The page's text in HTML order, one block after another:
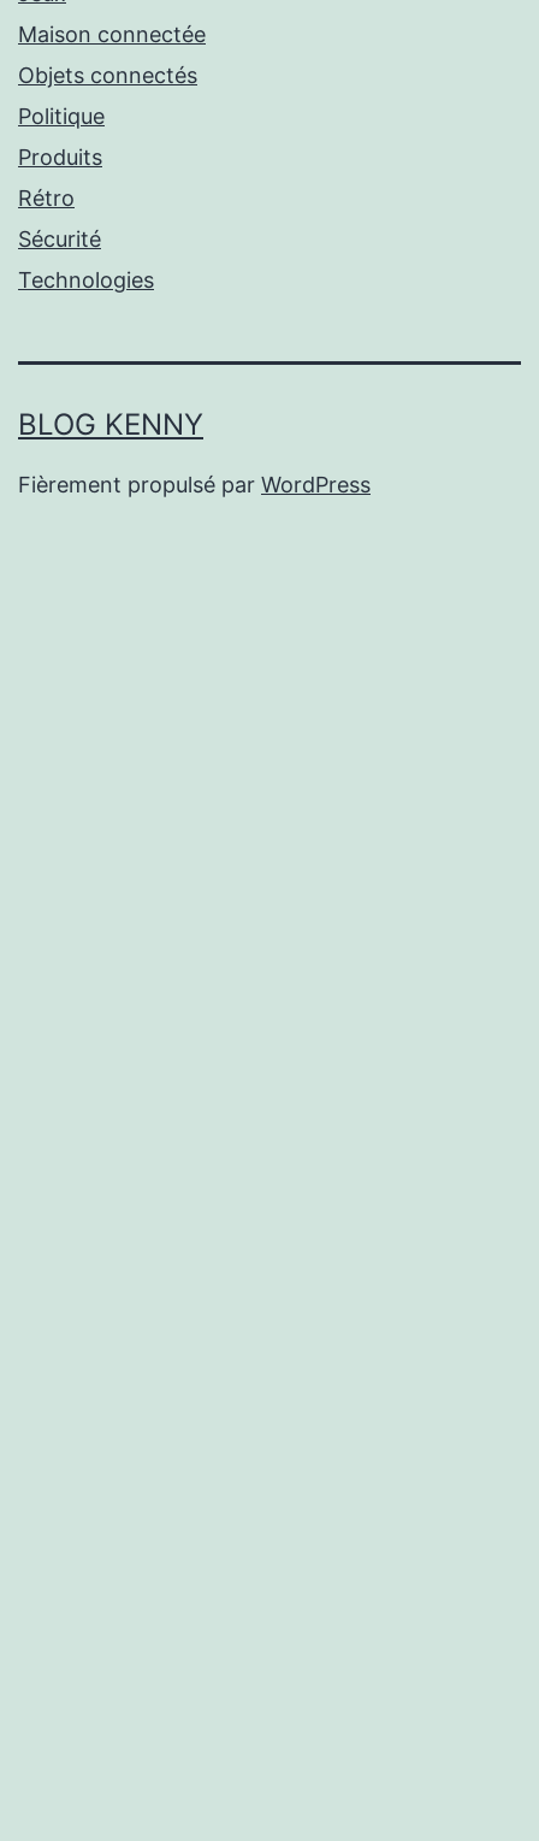
Maison connectée
Objets connectés
Politique
Produits
Rétro
Sécurité
Technologies
BLOG KENNY
Fièrement propulsé par WordPress